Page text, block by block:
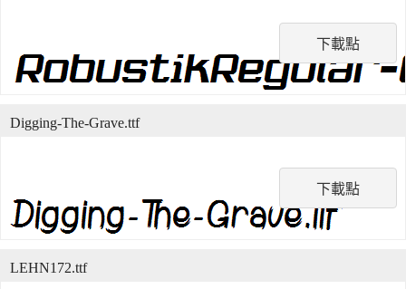
下載點
下載點
Digging-The-Grave.ttf
LEHN172.ttf